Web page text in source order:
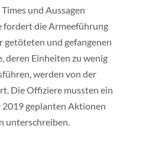
und Aussagen
fordert die Armeeführung
getöteten und gefangenen
deren Einheiten zu wenig
werden von der
Die Offiziere mussten ein
geplanten Aktionen
unterschreiben.